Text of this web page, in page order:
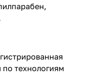
по технологиям